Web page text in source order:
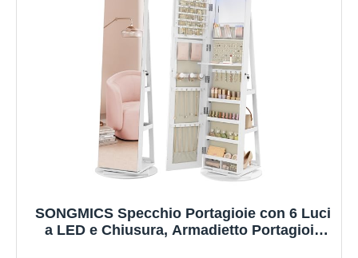
SONGMICS Specchio Portagioie con 6 Luci
a LED e Chiusura, Armadietto Portagioie